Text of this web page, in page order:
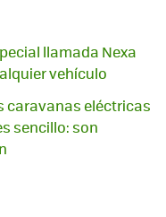
llamada Nexa
vehículo
caravanas eléctricas
sencillo: son